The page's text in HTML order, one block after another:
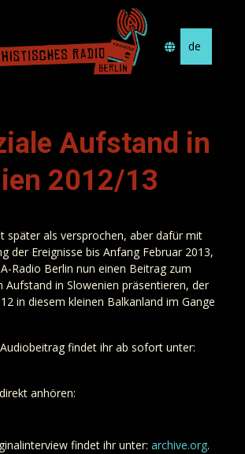
auswählen
Aufstand in
2012/13
später als versprochen, aber dafür mit
der Ereignisse bis Anfang Februar 2013,
Radio Berlin nun einen Beitrag zum
Aufstand in Slowenien präsentieren, der
in diesem kleinen Balkanland im Gange
findet ihr ab sofort unter:
anhören:
findet ihr unter:archive.org.